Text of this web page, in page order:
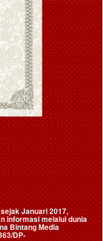
Januari 2017,
informasi melalui dunia
Bintang Media
DP-